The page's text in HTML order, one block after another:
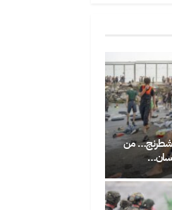
الرباط تحتفي بعيد العرش على